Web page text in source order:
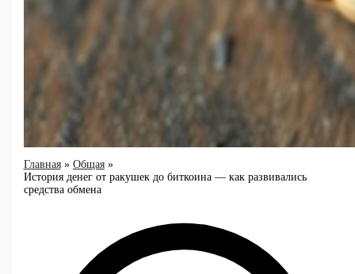
Главная
Общая
История денег от ракушек до биткоина — как развивались
средства обмена